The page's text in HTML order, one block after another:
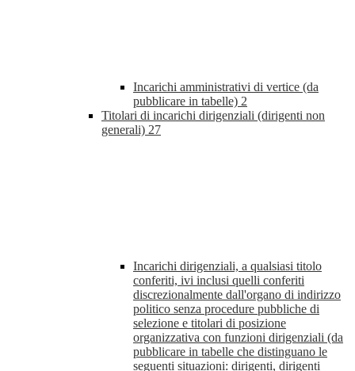
Incarichi amministrativi di vertice (da
pubblicare in tabelle) 2
Titolari di incarichi dirigenziali (dirigenti non
generali) 27
Incarichi dirigenziali, a qualsiasi titolo
conferiti, ivi inclusi quelli conferiti
discrezionalmente dall'organo di indirizzo
politico senza procedure pubbliche di
selezione e titolari di posizione
organizzativa con funzioni dirigenziali (da
pubblicare in tabelle che distinguano le
seguenti situazioni: dirigenti, dirigenti